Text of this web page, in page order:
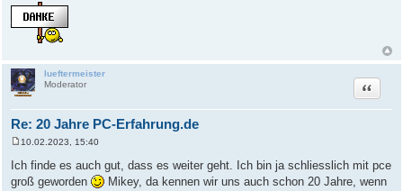
lueftermeister
Moderator
Re: 20 Jahre PC-Erfahrung.de
Zitat
e
i
t
10.02.2023, 15:40
Ich finde es auch gut, dass es weiter geht. Ich bin ja schliesslich mit pce
groß geworden
Mikey, da kennen wir uns auch schon 20 Jahre, wenn